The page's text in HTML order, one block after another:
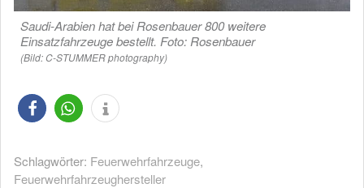
Saudi-Arabien hat bei Rosenbauer 800 weitere
Einsatzfahrzeuge bestellt. Foto: Rosenbauer
(Bild: C-STUMMER photography)
Schlagwörter: Feuerwehrfahrzeuge,
Feuerwehrfahrzeughersteller